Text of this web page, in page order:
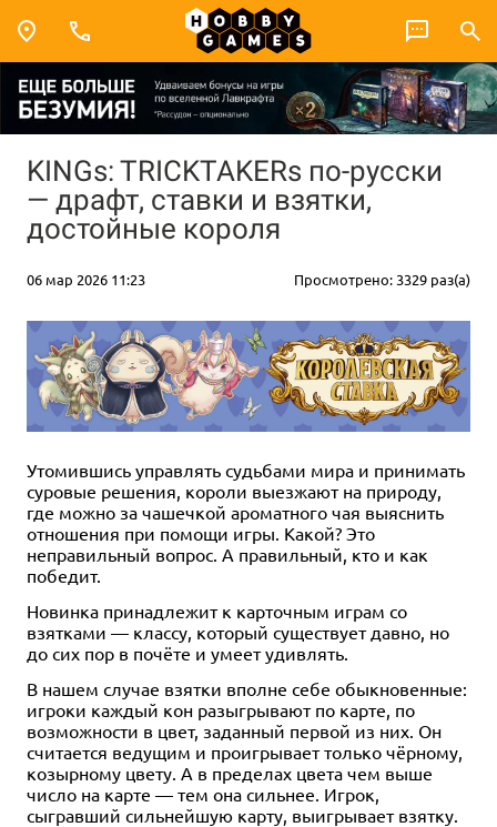
KINGs: TRICKTAKERs по-русски
— драфт, ставки и взятки,
достойные короля
06 мар 2026 11:23 Просмотрено: 3329 раз(а)
Утомившись управлять судьбами мира и принимать
суровые решения, короли выезжают на природу,
где можно за чашечкой ароматного чая выяснить
отношения при помощи игры. Какой? Это
неправильный вопрос. А правильный, кто и как
победит.
Новинка принадлежит к карточным играм со
взятками — классу, который существует давно, но
до сих пор в почёте и умеет удивлять.
В нашем случае взятки вполне себе обыкновенные:
игроки каждый кон разыгрывают по карте, по
возможности в цвет, заданный первой из них. Он
считается ведущим и проигрывает только чёрному,
козырному цвету. А в пределах цвета чем выше
число на карте — тем она сильнее. Игрок,
сыгравший сильнейшую карту, выигрывает взятку.